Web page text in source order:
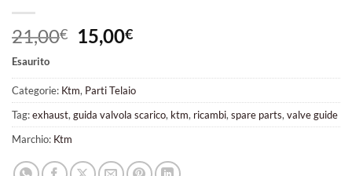
21,00€
Il
prezzo
originale
era:
21,00€.
15,00€Il
attuale
è:
15,00€.
Esaurito
Categorie: Ktm, Parti Telaio
Tag:exhaust, guida valvola scarico, ktm, ricambi, spare parts, valve guide
Marchio: Ktm